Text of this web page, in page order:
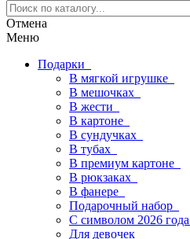
Отмена
Меню
Подарки
В мягкой игрушке
В мешочках
В жести
В картоне
В сундучках
В тубах
В премиум картоне
В рюкзаках
В фанере
Подарочный набор
С символом 2026 года
Для девочек